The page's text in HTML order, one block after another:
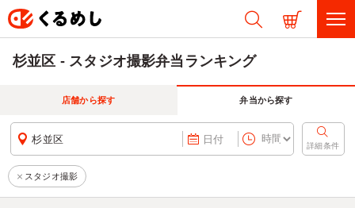
杉並区 - スタジオ撮影弁当ランキング
店舗から探す 弁当から探す
杉並区 日付
詳細条件
スタジオ撮影